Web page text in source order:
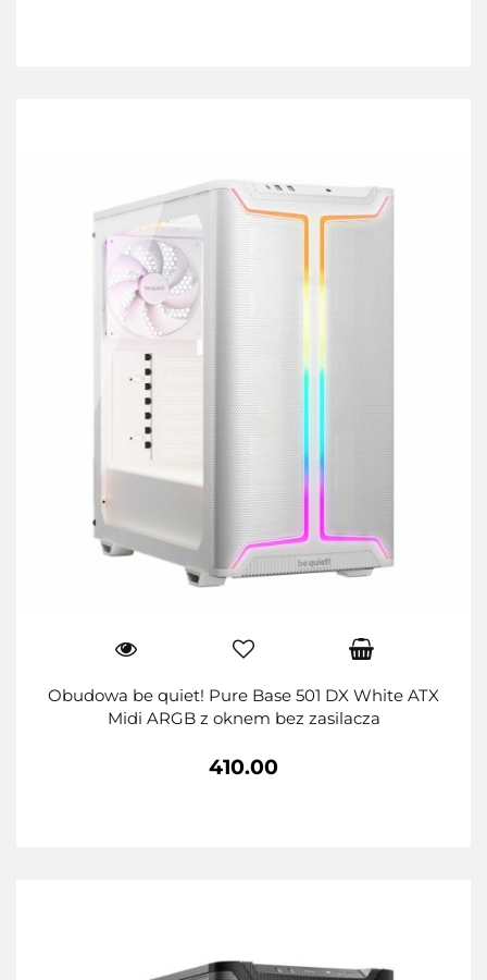
Obudowa be quiet! Pure Base 501 DX White ATX
Midi ARGB z oknem bez zasilacza
410.00